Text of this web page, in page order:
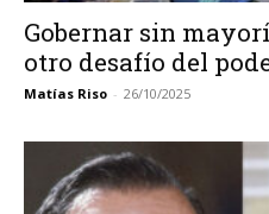
Gobernar sin
otro desafío del
Matías Riso - 26/10/2025